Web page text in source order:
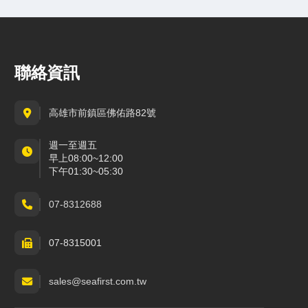
聯絡資訊
高雄市前鎮區佛佑路82號
週一至週五
早上08:00~12:00
下午01:30~05:30
07-8312688
07-8315001
sales@seafirst.com.tw